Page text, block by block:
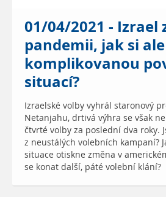
01/04/2021 - Izrael
pandemii, jak si
komplikovanou
situací?
Izraelské volby vyhrál staronový
Netanjahu, drtivá výhra se však
čtvrté volby za poslední dva roky.
z neustálých volebních kampaní?
situace otiskne změna v
se konat další, páté volební klání?